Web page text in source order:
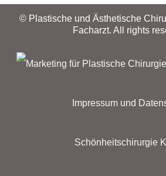
© Plastische und Ästhetische
Facharzt. All rights
Impressum und
Schönheitschirurgie